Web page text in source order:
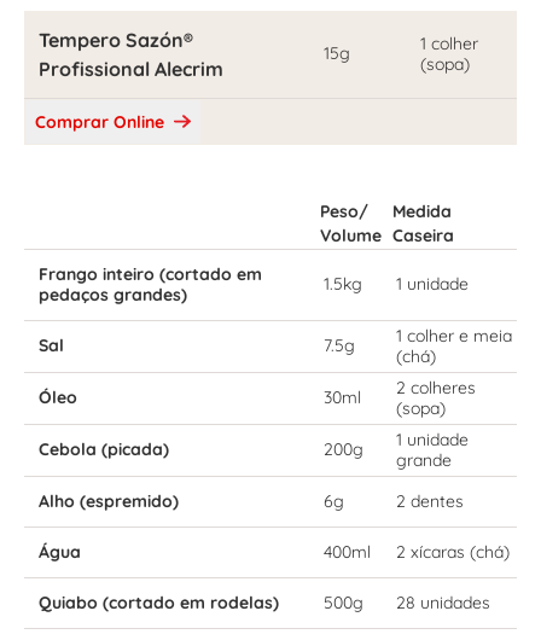
Tempero Sazón®
Profissional Alecrim
15g
1 colher
(sopa)
Comprar Online
Peso/
Volume
Medida
Caseira
Frango inteiro (cortado em
pedaços grandes)
1.5kg 1 unidade
Sal 7.5g
1 colher e meia
(chá)
Óleo
30ml
2 colheres
(sopa)
Cebola (picada)
200g
1 unidade
grande
Alho (espremido)
6g 2 dentes
Água 400ml 2 xícaras (chá)
Quiabo (cortado em rodelas) 500g 28 unidades